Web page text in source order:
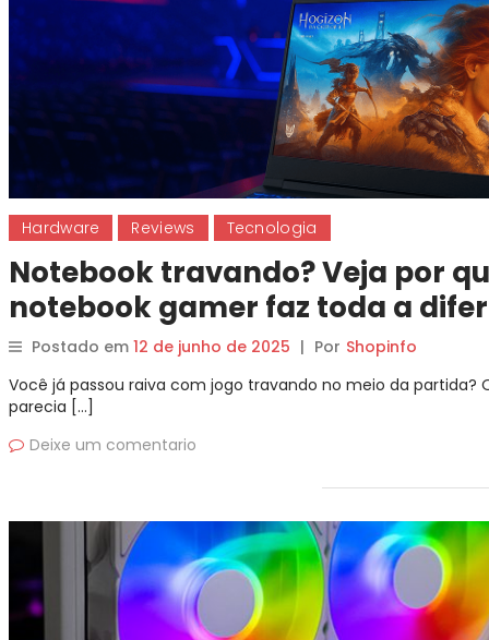
Hardware Reviews Tecnologia
Notebook travando? Veja por
notebook gamer faz toda a
Postado em 12 de junho de 2025 | Por Shopinfo
Você já passou raiva com jogo travando no meio da
parecia […]
Deixe um comentario